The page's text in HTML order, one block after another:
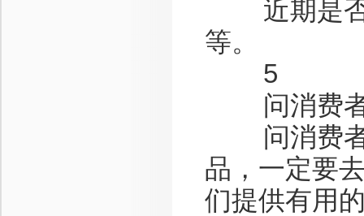
近期是否
等。
5
问消费
问消费者
品，一定要
们提供有用